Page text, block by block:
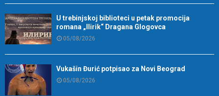
U trebinjskoj biblioteci u petak promocija
romana „Ilirik“ Dragana Glogovca
05/08/2026
Vukašin Đurić potpisao za Novi Beograd
05/08/2026